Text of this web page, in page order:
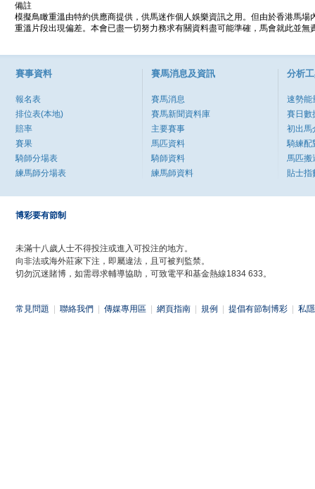
備註
模擬鳥瞰重溫由特約供應商提供，供馬迷作個人娛樂資訊之用。但由於香港馬
重溫片段出現偏差。本會已盡一切努力務求有關資料盡可能準確，馬會就此並
賽事資料
報名表
排位表(本地)
賠率
賽果
騎師分場表
練馬師分場表
賽馬消息及資訊
賽馬消息
賽馬新聞資料庫
主要賽事
馬匹資料
騎師資料
練馬師資料
分析
速勢能
賽日數
初出馬
騎練配
馬匹搬
貼士指
博彩要有節制
未滿十八歲人士不得投注或進入可投注的地方。
向非法或海外莊家下注，即屬違法，且可被判監禁。
切勿沉迷賭博，如需尋求輔導協助，可致電平和基金熱線1834 633。
常見問題 聯絡我們 傳媒專用區 網頁指南 規例 提倡有節制博彩 私